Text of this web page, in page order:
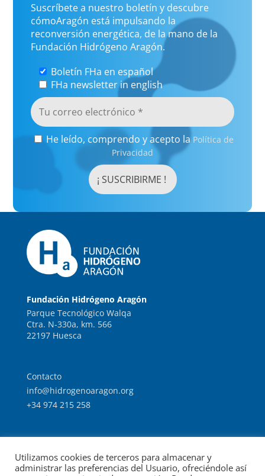
Suscríbete a nuestro boletín y descubre
cómoAragón está impulsando la
reconversión energética, de la mano de la
Fundación Hidrógeno Aragón.
Boletín FHa en español
FHa newsletter in english
He leído, comprendo y acepto la Política de
Privacidad
Fundación Hidrógeno Aragón
Parque Tecnológico Walqa
Ctra. N-330a, km. 566
22197 Huesca
Contacto
info@hidrogenoaragon.org
+34 974 215 258
Intranet
Utilizamos cookies de terceros para almacenar y
administrar las preferencias del Usuario, ofreciéndole así